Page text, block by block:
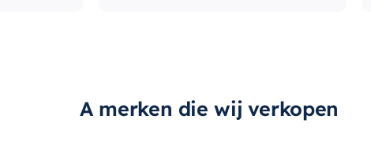
A merken die wij verkopen